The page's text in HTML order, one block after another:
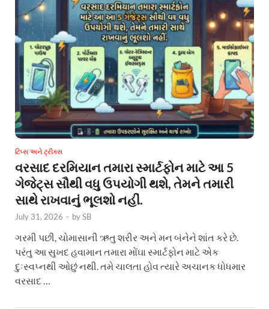
ટિપ્સ અને ટ્રીક્સ
વરસાદ દરમિયાન તમારા સ્માર્ટફોન માટે આ 5
ગેજેટ્સ સૌથી વધુ ઉપયોગી થશે, તેમને તમારી
સાથે રાખવાનું ભૂલશો નહીં.
July 31, 2026 - bySB
ગરમી પછી, ચોમાસાની ઋતુ શરીર અને મન બંનેને શાંત કરે છે.
પરંતુ આ સુખદ હવામાન તમારા મોંઘા સ્માર્ટફોન માટે એક
દુઃસ્વપ્નથી ઓછું નથી. તમે ચાલતા હોવ ત્યારે અચાનક ધોધમાર
વરસાદ …